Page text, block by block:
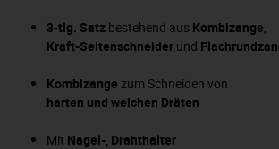
3-tlg. Satz bestehend aus Kombizange,
Kraft-Seitenschneider und
Kombizange zum Schneiden von
harten und weichen Dräten
Mit Nagel-, Drahthalter